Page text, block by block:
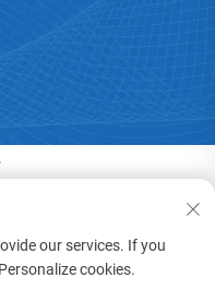
Huayu Carton
our services. If you
cookies.